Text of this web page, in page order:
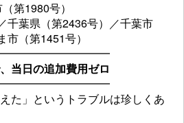
第1980号）
千葉県（第2436号）／千葉市
市（第1451号）
当日の追加費用ゼロ
た」というトラブルは珍しくあ